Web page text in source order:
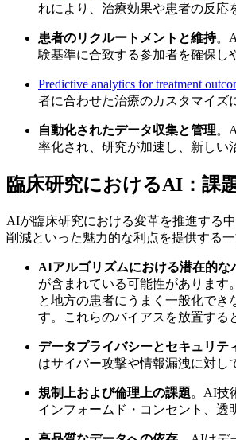
れにより、治療効果や患者の反応
患者のリクルートメントと維持。
験基準に合致する参加者を確保し
Predictive analytics for treatment
者に合わせた治療のカスタマイズ
自動化されたデータ収集と管理。
率化され、研究が加速し、新しい
臨床研究におけるAI：課
AIが臨床研究における変革を推進する
削減といった魅力的な利点を提供する
AIアルゴリズムにおける潜在的な
が含まれている可能性があります
と地方の患者にうまく一般化で
す。これらのバイアスを放置する
データプライバシーとセキュリテ
はサイバー攻撃や情報漏洩に対し
規制上および倫理上の課題。AI技
インフォームド・コンセント、透